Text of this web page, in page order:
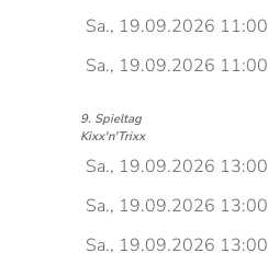
Sa., 19.09.2026 11:00
Sa., 19.09.2026 11:00
9. Spieltag
Kixx'n'Trixx
Sa., 19.09.2026 13:00
Sa., 19.09.2026 13:00
Sa., 19.09.2026 13:00